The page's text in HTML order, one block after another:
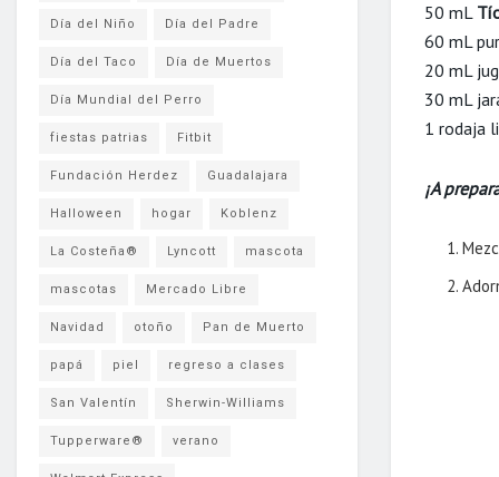
50 mL
60 mL
20 mL
30 mL
1 rodaja
¡A
Día del Niño Día del Padre
Día del Taco Día de Muertos
Día Mundial del Perro
fiestas patrias Fitbit
Fundación Herdez Guadalajara
Halloween hogar Koblenz
La Costeña® Lyncott mascota
mascotas Mercado Libre
Navidad otoño Pan de Muerto
papá piel regreso a clases
San Valentín Sherwin-Williams
Tupperware® verano